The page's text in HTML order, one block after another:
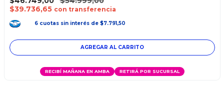
$39.736,65 con transferencia
6 cuotas sin interés de $7.791,50
RECIBÍ MAÑANA EN AMBA RETIRÁ POR SUCURSAL